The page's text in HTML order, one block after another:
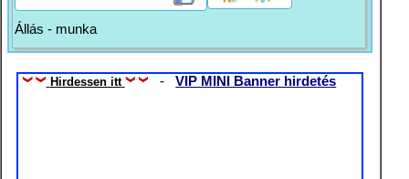
Állás - munka
Hirdessen itt -VIP MINI Banner hirdetés